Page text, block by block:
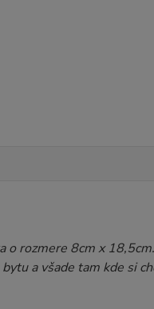
o rozmere 8cm x
a všade tam kde si